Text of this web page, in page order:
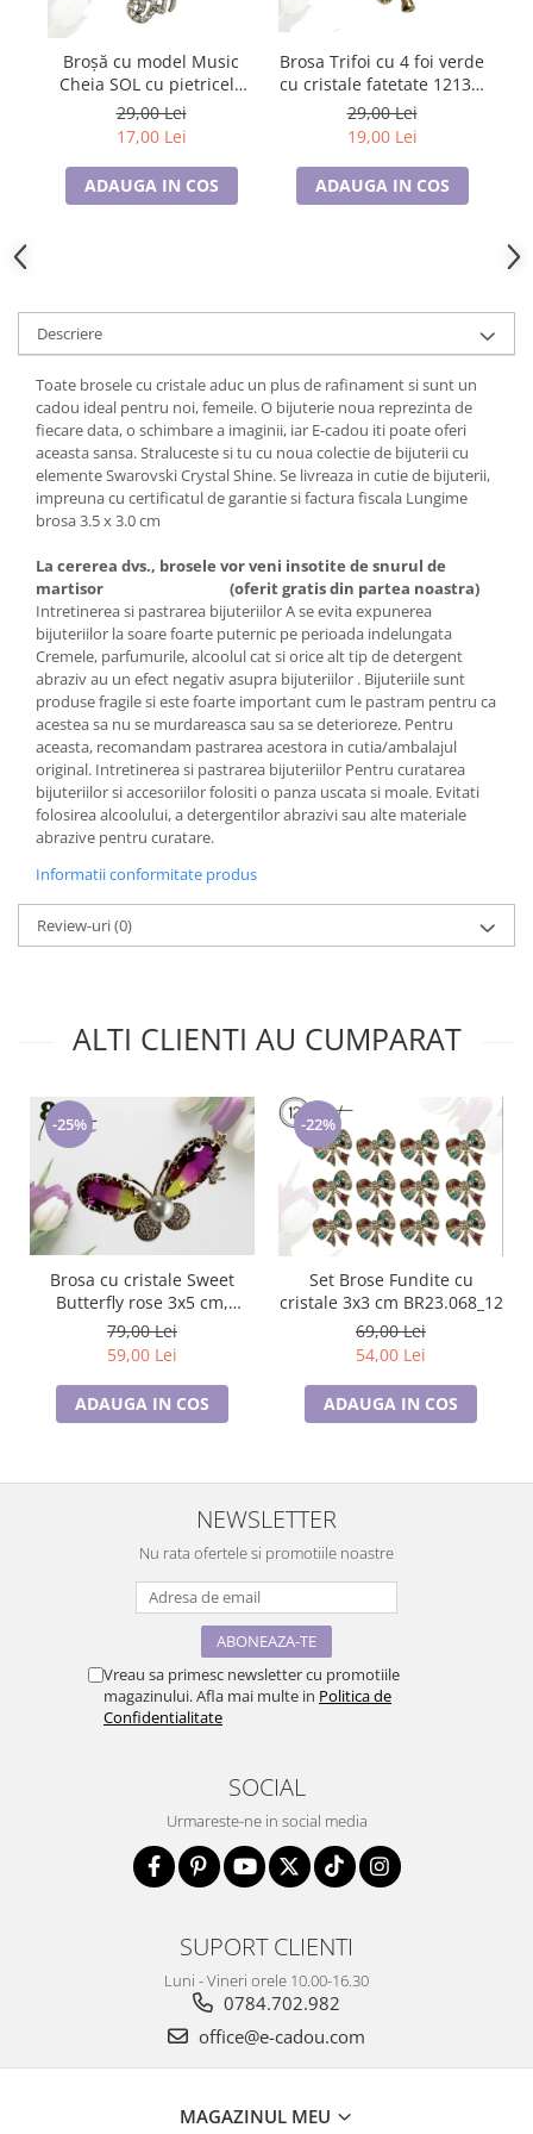
Tricouri de cuplu Valentine's Day
Cadouri pentru Bunici
Cadouri pentru Nasi si Fini
Cadouri Craciun
Cadouri pentru Mama
Cadouri pentru profesori sau absolventi
Cadouri de Paște
8 Martie
Cadouri pentru CUPLU El & Ea
Cadouri Iubitori de animale
Cadouri GRAVIDE
Cadouri pentru sportivi
Cadouri Pensionare
Cadouri Colegi, sefi sau angajati
Cadouri pentru Sfânta Maria
Martisoare
Broșă cu model Music
Cheia SOL cu pietricele
albe, SC23.084
29,00 Lei
17,00 Lei
ADAUGA IN COS
Brosa Trifoi cu 4 foi verde
cu cristale fatetate 12134,
cu ambalaj premium
29,00 Lei
19,00 Lei
ADAUGA IN COS
Descriere
Toate brosele cu cristale aduc un plus de rafinament si sunt un
cadou ideal pentru noi, femeile. O bijuterie noua reprezinta de
fiecare data, o schimbare a imaginii, iar E-cadou iti poate oferi
aceasta sansa. Straluceste si tu cu noua colectie de bijuterii cu
elemente Swarovski Crystal Shine. Se livreaza in cutie de bijuterii,
impreuna cu certificatul de garantie si factura fiscala Lungime
brosa 3.5 x 3.0 cm
La cererea dvs., brosele vor veni insotite de snurul de
martisor
(oferit gratis din partea noastra)
Intretinerea si pastrarea bijuteriilor A se evita expunerea
bijuteriilor la soare foarte puternic pe perioada indelungata
Cremele, parfumurile, alcoolul cat si orice alt tip de detergent
abraziv au un efect negativ asupra bijuteriilor . Bijuteriile sunt
produse fragile si este foarte important cum le pastram pentru ca
acestea sa nu se murdareasca sau sa se deterioreze. Pentru
aceasta, recomandam pastrarea acestora in cutia/ambalajul
original. Intretinerea si pastrarea bijuteriilor Pentru curatarea
bijuteriilor si accesoriilor folositi o panza uscata si moale. Evitati
folosirea alcoolului, a detergentilor abrazivi sau alte materiale
abrazive pentru curatare.
Informatii conformitate produs
Review-uri(0)
ALTI CLIENTI AU CUMPARAT
-25%
Brosa cu cristale Sweet
Butterfly rose 3x5 cm,
BR23.015, garantie 6 luni
79,00 Lei
59,00 Lei
ADAUGA IN COS
-22%
Set Brose Fundite cu
cristale 3x3 cm BR23.068_12
69,00 Lei
54,00 Lei
ADAUGA IN COS
NEWSLETTER
Nu rata ofertele si promotiile noastre
Vreau sa primesc newsletter cu promotiile
magazinului. Afla mai multe in Politica de
Confidentialitate
SOCIAL
Urmareste-ne in social media
SUPORT CLIENTI
Luni - Vineri orele 10.00-16.30
0784.702.982
office@e-cadou.com
MAGAZINUL MEU